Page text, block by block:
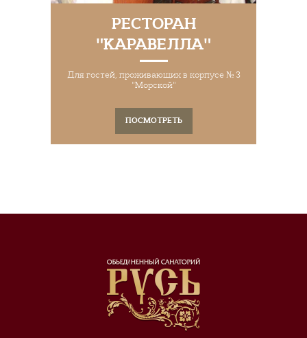
РЕСТОРАН
"КАРАВЕЛЛА"
Для гостей, проживающих в корпусе № 3
"Морской"
ПОСМОТРЕТЬ